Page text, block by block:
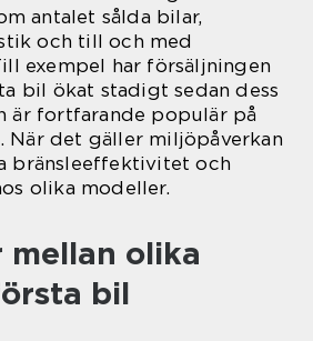
antalet sålda bilar,
och till och med
exempel har försäljningen
bil ökat stadigt sedan dess
är fortfarande populär på
När det gäller miljöpåverkan
bränsleeffektivitet och
olika modeller.
mellan olika
bil